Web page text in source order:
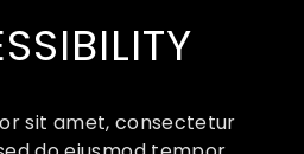
sit amet, consectetur